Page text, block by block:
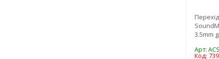
3.5mm
Арт:
Код: